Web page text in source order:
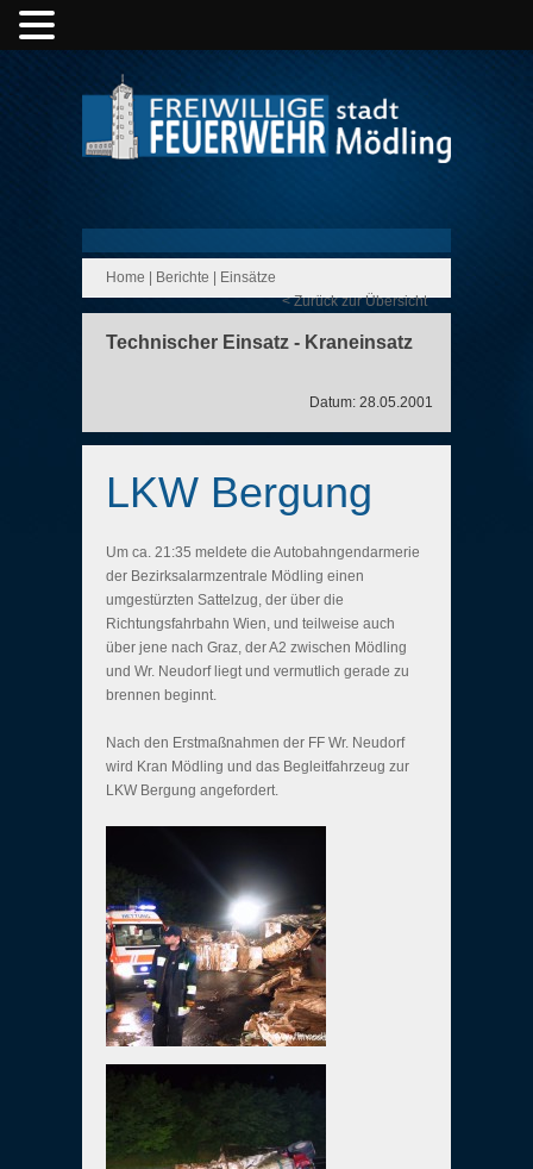
Home Berichte
Einsätze
< Zurück zur Übersicht
Technischer Einsatz - Kraneinsatz
Datum: 28.05.2001
LKW Bergung
Um ca. 21:35 meldete die Autobahngendarmerie
der Bezirksalarmzentrale Mödling einen
umgestürzten Sattelzug, der über die
Richtungsfahrbahn Wien, und teilweise auch
über jene nach Graz, der A2 zwischen Mödling
und Wr. Neudorf liegt und vermutlich gerade zu
brennen beginnt.
Nach den Erstmaßnahmen der FF Wr. Neudorf
wird Kran Mödling und das Begleitfahrzeug zur
LKW Bergung angefordert.